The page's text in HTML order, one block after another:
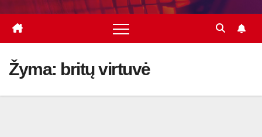
Žyma: britų virtuvė